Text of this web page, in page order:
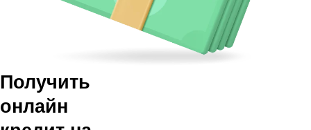
Получить
онлайн